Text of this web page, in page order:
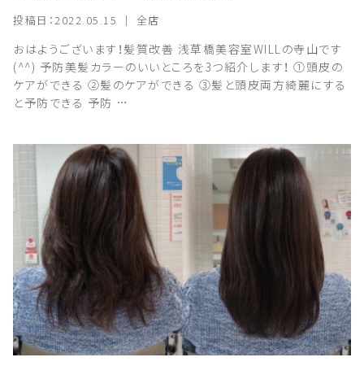
投稿日：2022.05.15 ｜ 全店
おはようございます！髪質改善 浅草橋美容室WILLの寺山です
(^^) 予防美髪カラーのいいところを3つ紹介します！ ①頭皮の
ケアができる ②髪のケアができる ③髪と頭皮両方綺麗にする
と予防できる 予防 …